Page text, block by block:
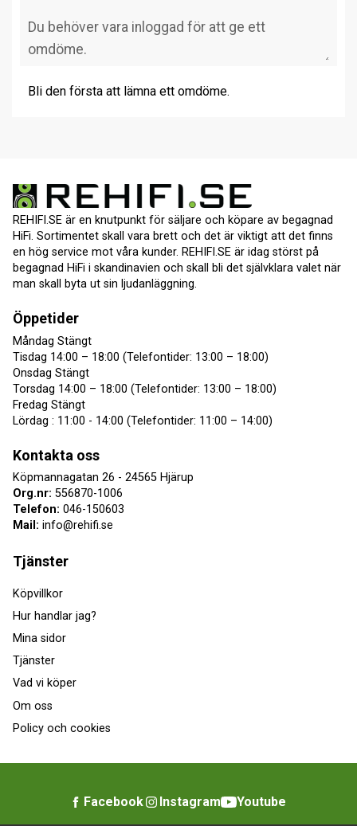
Bli den första att lämna ett omdöme.
REHIFI.SE är en knutpunkt för säljare och köpare av begagnad
HiFi. Sortimentet skall vara brett och det är viktigt att det finns
en hög service mot våra kunder. REHIFI.SE är idag störst på
begagnad HiFi i skandinavien och skall bli det självklara valet när
man skall byta ut sin ljudanläggning.
Öppetider
Måndag Stängt
Tisdag 14:00 – 18:00 (Telefontider: 13:00 – 18:00)
Onsdag Stängt
Torsdag 14:00 – 18:00 (Telefontider: 13:00 – 18:00)
Fredag Stängt
Lördag : 11:00 - 14:00 (Telefontider: 11:00 – 14:00)
Kontakta oss
Köpmannagatan 26 - 24565 Hjärup
Org.nr: 556870-1006
Telefon: 046-150603
Mail: info@rehifi.se
Tjänster
Köpvillkor
Hur handlar jag?
Mina sidor
Tjänster
Vad vi köper
Om oss
Policy och cookies
Facebook Instagram Youtube